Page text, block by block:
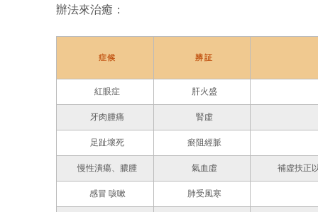
辦法來治癒：
症候 辨証
紅眼症 肝火盛
牙肉腫痛 腎虛
足趾壞死 瘀阻經脈
慢性潰瘍、膿腫 氣血虛 補虛扶正
感冒 咳嗽 肺受風寒